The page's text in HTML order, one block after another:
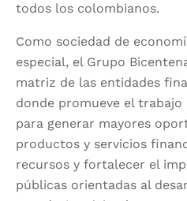
todos los colombianos.
Como sociedad de
especial, el Grupo
matriz de las entidades
donde promueve el
para generar mayores
productos y servicios
recursos y fortalecer el
públicas orientadas al